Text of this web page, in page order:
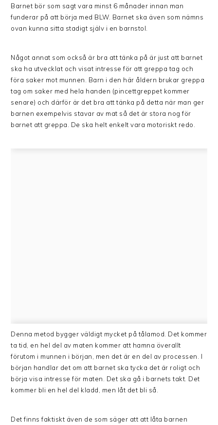
Barnet bör som sagt vara minst 6 månader innan man
funderar på att börja med BLW. Barnet ska även som nämns
ovan kunna sitta stadigt själv i en barnstol.
Något annat som också är bra att tänka på är just att barnet
ska ha utvecklat och visat intresse för att greppa tag och
föra saker mot munnen. Barn i den här åldern brukar greppa
tag om saker med hela handen (pincettgreppet kommer
senare) och därför är det bra att tänka på detta när man ger
barnen exempelvis stavar av mat så det är stora nog för
barnet att greppa. De ska helt enkelt vara motoriskt redo.
Denna metod bygger väldigt mycket på tålamod. Det kommer
ta tid, en hel del av maten kommer att hamna överallt
förutom i munnen i början, men det är en del av processen. I
början handlar det om att barnet ska tycka det är roligt och
börja visa intresse för maten. Det ska gå i barnets takt. Det
kommer bli en hel del kladd, men låt det bli så.
Det finns faktiskt även de som säger att att låta barnen